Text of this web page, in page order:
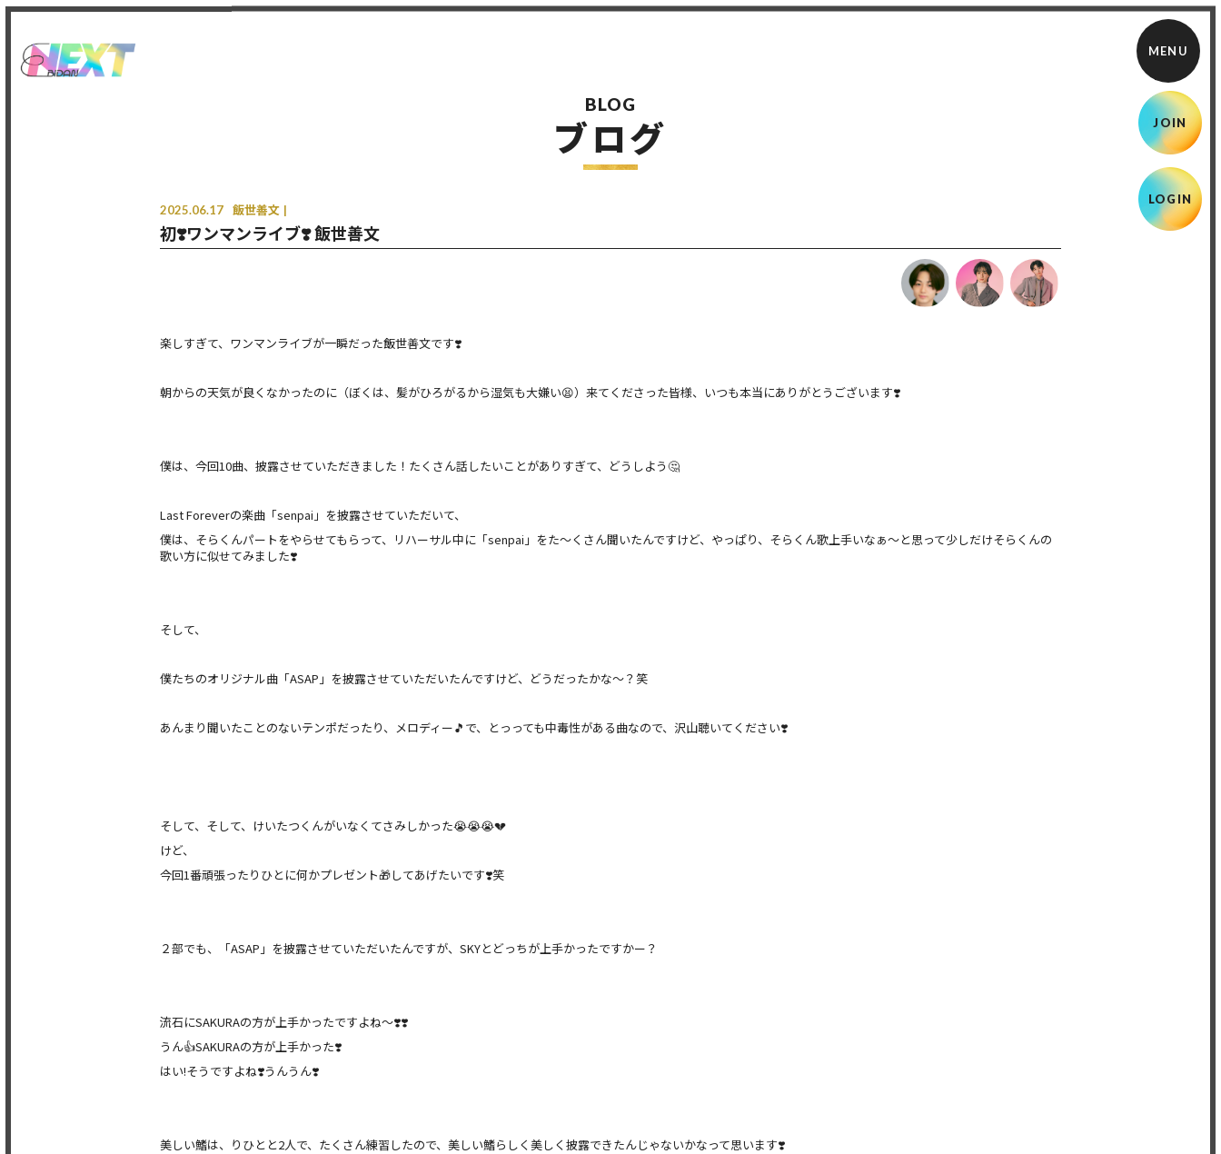
JOIN
LOGIN
BLOG
ブログ
2025.06.17 飯世善文
初❣️ワンマンライブ❣️ 飯世善文
楽しすぎて、ワンマンライブが一瞬だった飯世善文です❣️
朝からの天気が良くなかったのに（ぼくは、 髪がひろがるから湿気も大嫌い😫）来てくださった皆様、 いつも本当にありがとうございます❣️
僕は、今回10曲、披露させていただきました！ たくさん話したいことがありすぎて、どうしよう🤔
Last Foreverの楽曲「senpai」を披露させていただいて、
僕は、そらくんパートをやらせてもらって、リハーサル中に「senpai」をた〜くさん聞いたんですけど、やっぱり、 そらくん歌上手いなぁ〜と思って少しだけそらくんの
歌い方に似せてみました❣️
そして、
僕たちのオリジナル曲「ASAP」 を披露させていただいたんですけど、どうだったかな〜？笑
あんまり聞いたことのないテンポだったり、メロディー🎵で、 とっっても中毒性がある曲なので、沢山聴いてください❣️
そして、そして、けいたつくんがいなくてさみしかった😭😭😭💔
けど、
今回1番頑張ったりひとに何かプレゼント🎁してあげたいです❣️笑
２部でも、「ASAP」を披露させていただいたんですが、SKYとどっちが上手かったですかー？
流石にSAKURAの方が上手かったですよね〜❣️❣️
うん👍SAKURAの方が上手かった❣️
はい!そうですよね❣️うんうん❣️
美しい鰭は、りひとと2人で、たくさん練習したので、 美しい鰭らしく美しく披露できたんじゃないかなって思います❣️